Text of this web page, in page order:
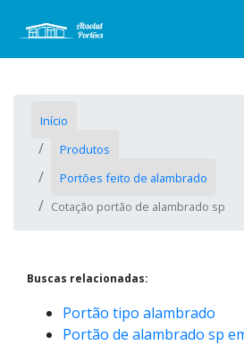
Início
Produtos
Portões feito de alambrado
Cotação portão de alambrado sp
Buscas relacionadas:
Portão tipo alambrado
Portão de alambrado sp